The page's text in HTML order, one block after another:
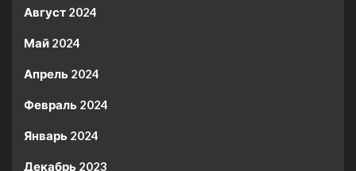
Август 2024
Май 2024
Апрель 2024
Февраль 2024
Январь 2024
Декабрь 2023